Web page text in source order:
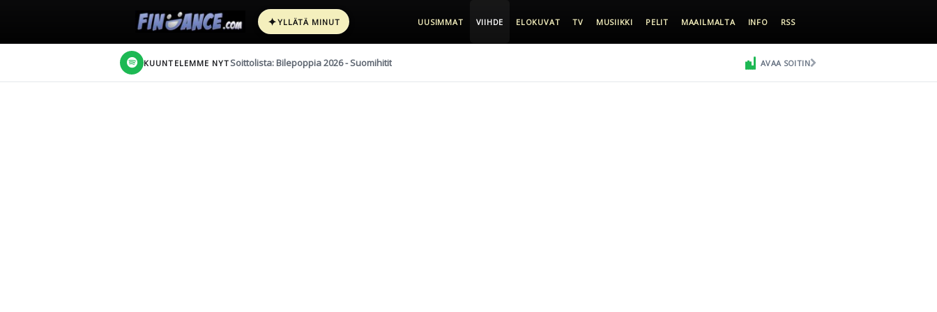
✦YLLÄTÄ MINUT UUSIMMAT VIIHDE ELOKUVAT TV MUSIIKKI PELIT MAAILMALTA INFO RSS
KUUNTELEMME NYT Soittolista: Bilepoppia 2026 - Suomihitit AVAA SOITIN